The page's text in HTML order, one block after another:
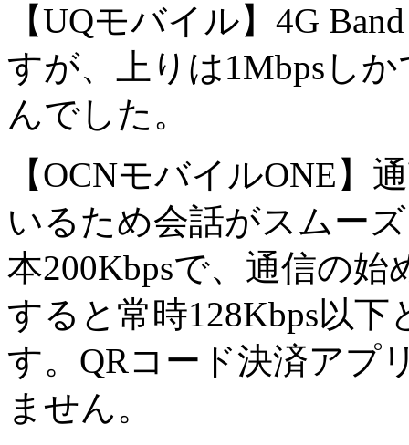
【UQモバイル】4G
すが、上りは1Mbpsし
んでした。
【OCNモバイルONE】
いるため会話がスムー
本200Kbpsで、通信の
すると常時128Kbps以
す。QRコード決済アプ
ません。